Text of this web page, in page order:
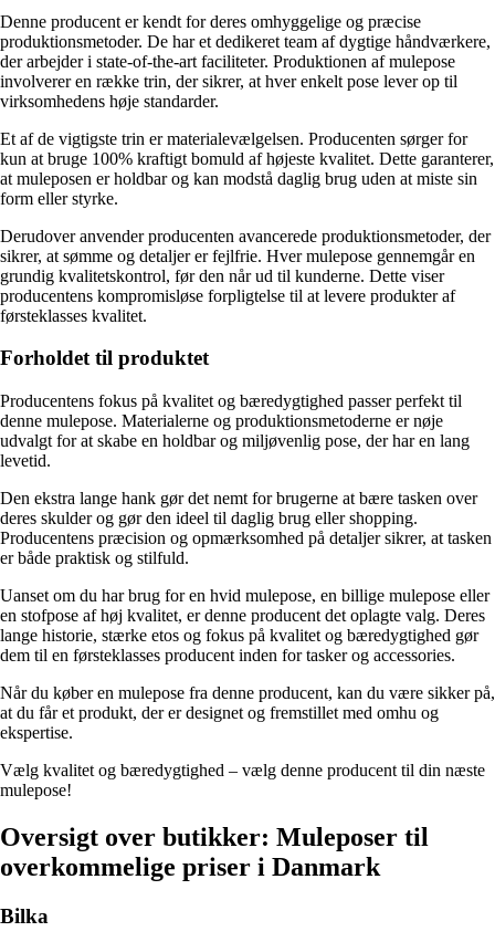
Denne producent er kendt for deres omhyggelige og præcise
produktionsmetoder. De har et dedikeret team af dygtige håndværkere,
der arbejder i state-of-the-art faciliteter. Produktionen af mulepose
involverer en række trin, der sikrer, at hver enkelt pose lever op til
virksomhedens høje standarder.
Et af de vigtigste trin er materialevælgelsen. Producenten sørger for
kun at bruge 100% kraftigt bomuld af højeste kvalitet. Dette garanterer,
at muleposen er holdbar og kan modstå daglig brug uden at miste sin
form eller styrke.
Derudover anvender producenten avancerede produktionsmetoder, der
sikrer, at sømme og detaljer er fejlfrie. Hver mulepose gennemgår en
grundig kvalitetskontrol, før den når ud til kunderne. Dette viser
producentens kompromisløse forpligtelse til at levere produkter af
førsteklasses kvalitet.
Forholdet til produktet
Producentens fokus på kvalitet og bæredygtighed passer perfekt til
denne mulepose. Materialerne og produktionsmetoderne er nøje
udvalgt for at skabe en holdbar og miljøvenlig pose, der har en lang
levetid.
Den ekstra lange hank gør det nemt for brugerne at bære tasken over
deres skulder og gør den ideel til daglig brug eller shopping.
Producentens præcision og opmærksomhed på detaljer sikrer, at tasken
er både praktisk og stilfuld.
Uanset om du har brug for en hvid mulepose, en billige mulepose eller
en stofpose af høj kvalitet, er denne producent det oplagte valg. Deres
lange historie, stærke etos og fokus på kvalitet og bæredygtighed gør
dem til en førsteklasses producent inden for tasker og accessories.
Når du køber en mulepose fra denne producent, kan du være sikker på,
at du får et produkt, der er designet og fremstillet med omhu og
ekspertise.
Vælg kvalitet og bæredygtighed – vælg denne producent til din næste
mulepose!
Oversigt over butikker: Muleposer til
overkommelige priser i Danmark
Bilka